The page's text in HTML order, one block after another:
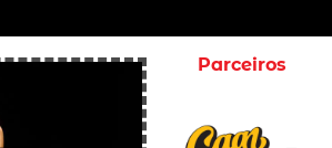
Parceiros